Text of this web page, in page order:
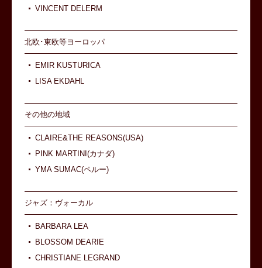
VINCENT DELERM
北欧･東欧等ヨーロッパ
EMIR KUSTURICA
LISA EKDAHL
その他の地域
CLAIRE&THE REASONS(USA)
PINK MARTINI(カナダ)
YMA SUMAC(ペルー)
ジャズ：ヴォーカル
BARBARA LEA
BLOSSOM DEARIE
CHRISTIANE LEGRAND